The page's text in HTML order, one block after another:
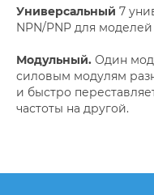
Универсальный 7
NPN/PNP для моделей
Модульный. Один
силовым модулям
и быстро
частоты на другой.